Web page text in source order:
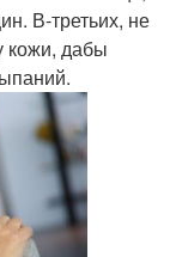
В-третьих, не
кожи, дабы